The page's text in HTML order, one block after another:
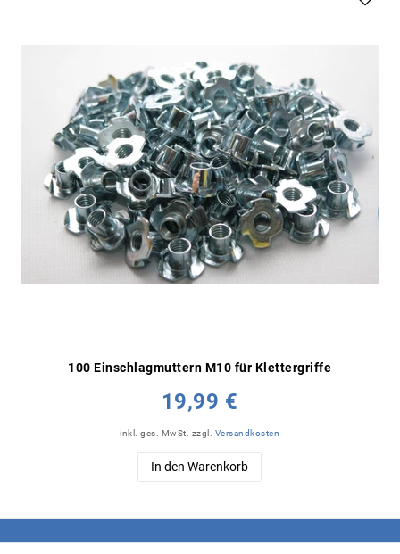
100 Einschlagmuttern M10 für Klettergriffe
19,99 €
inkl. ges. MwSt. zzgl. Versandkosten
In den Warenkorb